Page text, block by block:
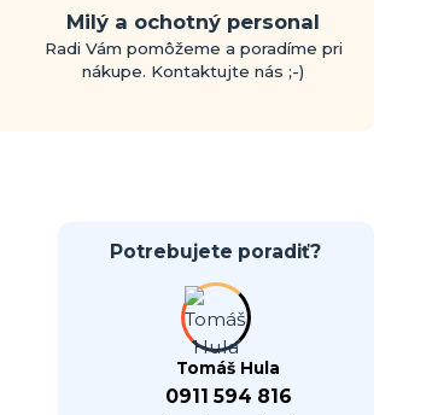
Milý a ochotný personal
Radi Vám pomôžeme a poradíme pri
nákupe. Kontaktujte nás ;-)
Potrebujete poradiť?
Tomáš Hula
0911 594 816